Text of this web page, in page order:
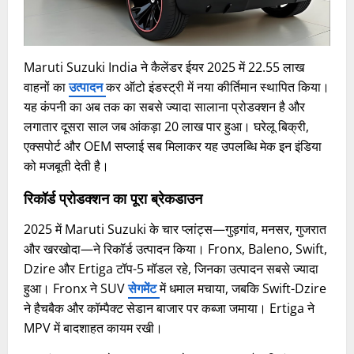
Maruti Suzuki India ने कैलेंडर ईयर 2025 में 22.55 लाख
वाहनों काउत्पादनकर ऑटो इंडस्ट्री में नया कीर्तिमान स्थापित किया।
यह कंपनी का अब तक का सबसे ज्यादा सालाना प्रोडक्शन है और
लगातार दूसरा साल जब आंकड़ा 20 लाख पार हुआ। घरेलू बिक्री,
एक्सपोर्ट और OEM सप्लाई सब मिलाकर यह उपलब्धि मेक इन इंडिया
को मजबूती देती है।​
रिकॉर्ड प्रोडक्शन का पूरा ब्रेकडाउन
2025 में Maruti Suzuki के चार प्लांट्स—गुड़गांव, मनसर, गुजरात
और खरखोदा—ने रिकॉर्ड उत्पादन किया। Fronx, Baleno, Swift,
Dzire और Ertiga टॉप-5 मॉडल रहे, जिनका उत्पादन सबसे ज्यादा
हुआ। Fronx ने SUVसेगमेंटमें धमाल मचाया, जबकि Swift-Dzire
ने हैचबैक और कॉम्पैक्ट सेडान बाजार पर कब्जा जमाया। Ertiga ने
MPV में बादशाहत कायम रखी।